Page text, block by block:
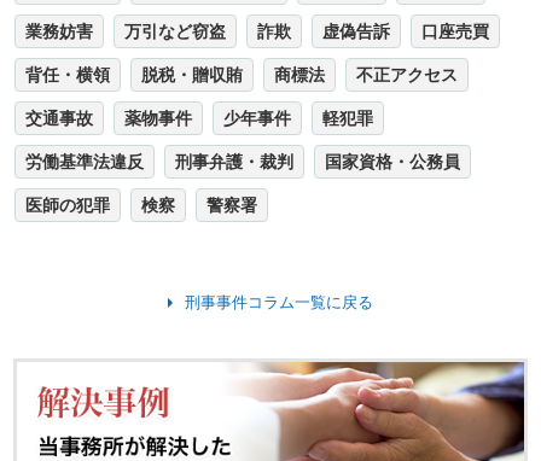
業務妨害 万引など窃盗 詐欺 虚偽告訴 口座売買
背任・横領 脱税・贈収賄 商標法 不正アクセス
交通事故 薬物事件 少年事件 軽犯罪
労働基準法違反 刑事弁護・裁判 国家資格・公務員
医師の犯罪 検察 警察署
刑事事件コラム一覧に戻る